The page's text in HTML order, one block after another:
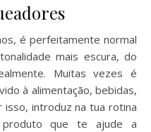
é perfeitamente normal
mais escura, do
Muitas vezes é
à alimentação, bebidas,
isso, introduz na tua rotina
produto que te ajude a